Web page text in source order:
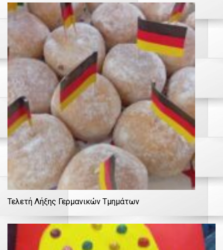
Τελετή Λήξης Γερμανικών Τμημάτων